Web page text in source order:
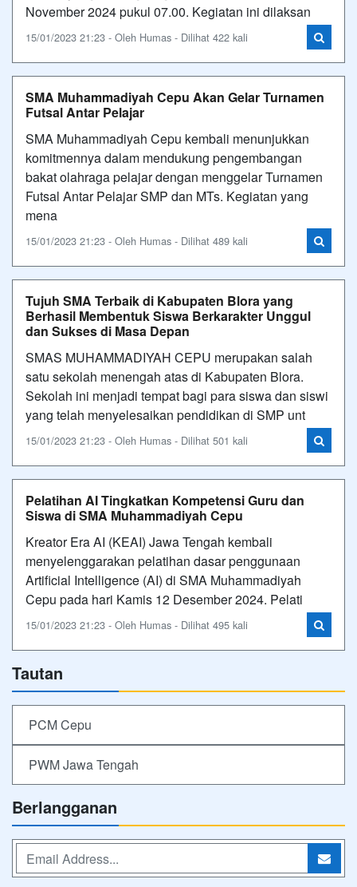
November 2024 pukul 07.00. Kegiatan ini dilaksan
15/01/2023 21:23 - Oleh Humas - Dilihat 422 kali
SMA Muhammadiyah Cepu Akan Gelar Turnamen
Futsal Antar Pelajar
SMA Muhammadiyah Cepu kembali menunjukkan
komitmennya dalam mendukung pengembangan
bakat olahraga pelajar dengan menggelar Turnamen
Futsal Antar Pelajar SMP dan MTs. Kegiatan yang
mena
15/01/2023 21:23 - Oleh Humas - Dilihat 489 kali
Tujuh SMA Terbaik di Kabupaten Blora yang
Berhasil Membentuk Siswa Berkarakter Unggul
dan Sukses di Masa Depan
SMAS MUHAMMADIYAH CEPU merupakan salah
satu sekolah menengah atas di Kabupaten Blora.
Sekolah ini menjadi tempat bagi para siswa dan siswi
yang telah menyelesaikan pendidikan di SMP unt
15/01/2023 21:23 - Oleh Humas - Dilihat 501 kali
Pelatihan AI Tingkatkan Kompetensi Guru dan
Siswa di SMA Muhammadiyah Cepu
Kreator Era AI (KEAI) Jawa Tengah kembali
menyelenggarakan pelatihan dasar penggunaan
Artificial Intelligence (AI) di SMA Muhammadiyah
Cepu pada hari Kamis 12 Desember 2024. Pelati
15/01/2023 21:23 - Oleh Humas - Dilihat 495 kali
Tautan
PCM Cepu
PWM Jawa Tengah
Berlangganan